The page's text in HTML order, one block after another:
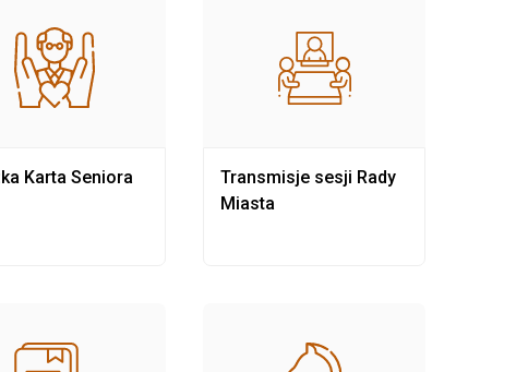
Karta Seniora
Transmisje sesji Rady
Miasta